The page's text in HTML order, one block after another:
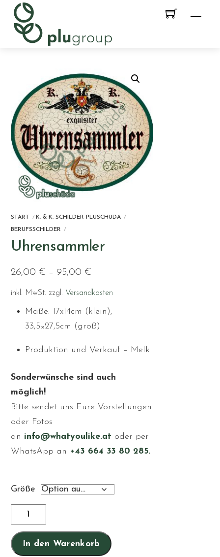
Skip
content
START K. & K. SCHILDER PLUSCHÜDA
BERUFSSCHILDER
Uhrensammler
26,00 € – 95,00 €
inkl. MwSt. zzgl. Versandkosten
Maße: 17x14cm (klein),
33,5×27,5cm (groß)
Produktion und Verkauf – Melk
Sonderwünsche sind auch
möglich!
Bitte sendet uns Eure Vorstellungen
oder Fotos
an info@whatyoulike.at oder per
WhatsApp an +43 664 33 80 285.
Größe
Uhrensammler
Menge
In den Warenkorb